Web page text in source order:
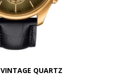
VINTAGE QUARTZ